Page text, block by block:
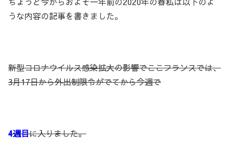
うな内容の記事を書きました。
新型コロナウイルス感染拡大の影響でここフランスでは、
3月17日から外出制限令がでてから今週で
4週目に入りました。